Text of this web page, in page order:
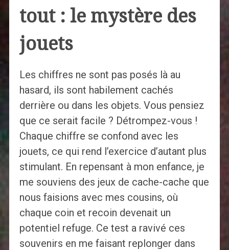
tout : le mystère des
jouets
Les chiffres ne sont pas posés là au
hasard, ils sont habilement cachés
derrière ou dans les objets. Vous pensiez
que ce serait facile ? Détrompez-vous !
Chaque chiffre se confond avec les
jouets, ce qui rend l’exercice d’autant plus
stimulant. En repensant à mon enfance, je
me souviens des jeux de cache-cache que
nous faisions avec mes cousins, où
chaque coin et recoin devenait un
potentiel refuge. Ce test a ravivé ces
souvenirs en me faisant replonger dans